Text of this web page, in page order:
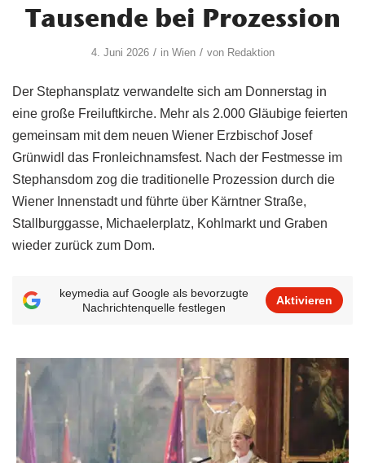
Tausende bei Prozession
4. Juni 2026 / in Wien / von Redaktion
Der Stephansplatz verwandelte sich am Donnerstag in
eine große Freiluftkirche. Mehr als 2.000 Gläubige feierten
gemeinsam mit dem neuen Wiener Erzbischof Josef
Grünwidl das Fronleichnamsfest. Nach der Festmesse im
Stephansdom zog die traditionelle Prozession durch die
Wiener Innenstadt und führte über Kärntner Straße,
Stallburggasse, Michaelerplatz, Kohlmarkt und Graben
wieder zurück zum Dom.
keymedia auf Google als bevorzugte
Nachrichtenquelle festlegen
Aktivieren